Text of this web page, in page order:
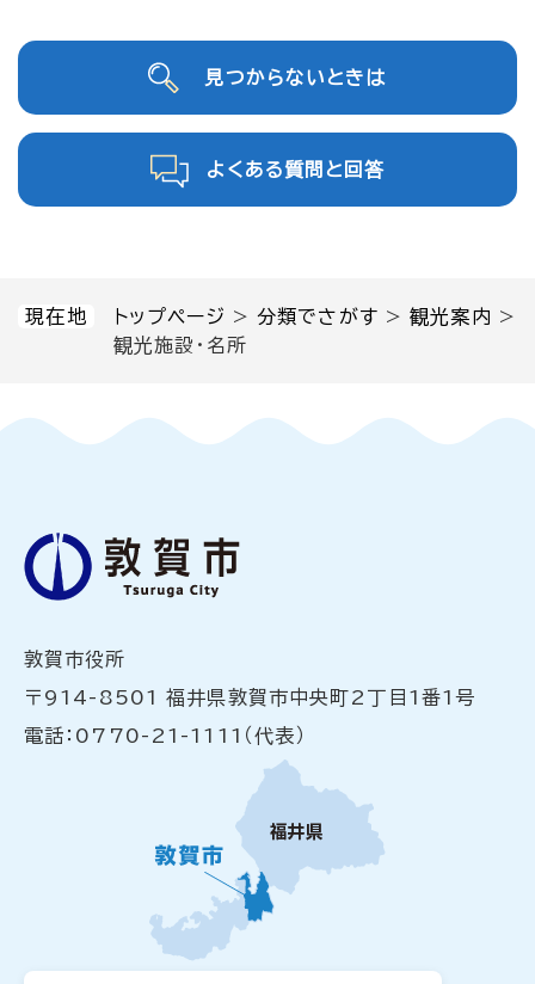
現在地 トップページ >分類でさがす >観光案内 >
観光施設・名所
見つからないときは
よくある質問と回答
敦賀市役所
〒914-8501 福井県敦賀市中央町2丁目1番1号
電話：0770-21-1111（代表）